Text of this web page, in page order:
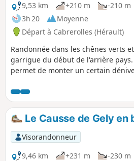
9,53 km
+210 m
-210 m
3h 20
Moyenne
Départ à Cabrerolles (Hérault)
Randonnée dans les chênes verts
garrigue du début de l'arrière pays.
permet de monter un certain
redescendre "brusquement" par le
Chemin de la Bouissonade
route Romaine) longée par des murs
pierres.Le Causse de Gely en
Visorandonneur
9,46 km
+231 m
-230 m